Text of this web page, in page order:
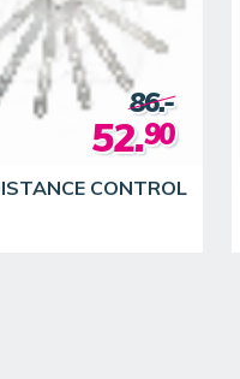
CONTROL
86.-
52.90